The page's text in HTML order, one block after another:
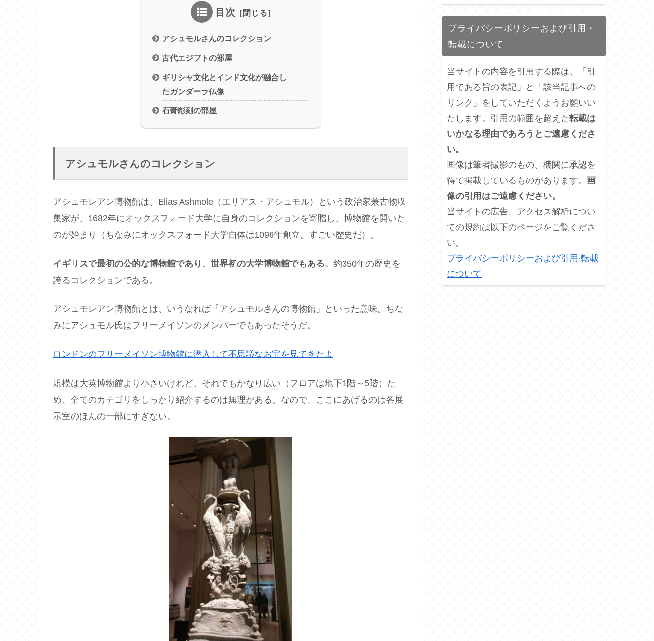
目次
アシュモルさんのコレクション
古代エジプトの部屋
ギリシャ文化とインド文化が融合し
たガンダーラ仏像
石膏彫刻の部屋
アシュモルさんのコレクション
アシュモレアン博物館は、Elias Ashmole（エリアス・アシュモル）という政治家兼古物収
集家が、1682年にオックスフォード大学に自身のコレクションを寄贈し、博物館を開いた
のが始まり（ちなみにオックスフォード大学自体は1096年創立。すごい歴史だ）。
イギリスで最初の公的な博物館であり、世界初の大学博物館でもある。 約350年の歴史を
誇るコレクションである。
アシュモレアン博物館とは、いうなれば「アシュモルさんの博物館」といった意味。ちな
みにアシュモル氏はフリーメイソンのメンバーでもあったそうだ。
ロンドンのフリーメイソン博物館に潜入して不思議なお宝を見てきたよ
規模は大英博物館より小さいけれど、それでもかなり広い（フロアは地下1階～5階）た
め、全てのカテゴリをしっかり紹介するのは無理がある。なので、ここにあげるのは各展
示室のほんの一部にすぎない。
プライバシーポリシーおよび引用・
転載について
当サイトの内容を引用する際は、「引
用である旨の表記」と「該当記事への
リンク」をしていただくようお願いい
たします。引用の範囲を超えた転載は
いかなる理由であろうとご遠慮くださ
い。
画像は筆者撮影のもの、機関に承認を
得て掲載しているものがあります。 画
像の引用はご遠慮ください。
当サイトの広告、アクセス解析につい
ての規約は以下のページをご覧くださ
い。
プライバシーポリシーおよび引用·転載
について